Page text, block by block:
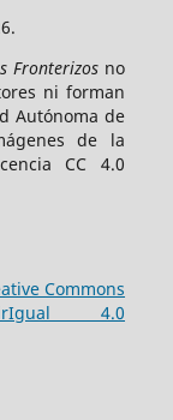
Fronterizosno
ni forman
Autónoma de
de la
CC 4.0
Commons
4.0